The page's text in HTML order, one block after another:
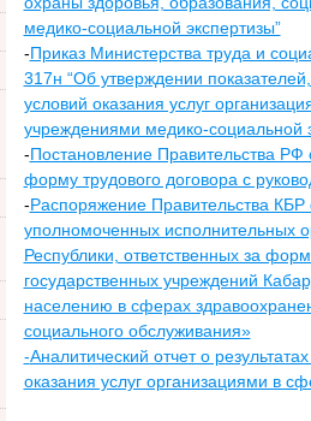
медико-социальной экспертизы”
-Приказ Министерства труда и
317н “Об утверждении
условий оказания услуг
учреждениями медико-социальной
-Постановление Правительства
форму трудового договора с
-Распоряжение Правительства
уполномоченных исполнительных
Республики, ответственных за
государственных учреждений
населению в сферах
социального обслуживания»
-Аналитический отчет о
оказания услуг организациями в